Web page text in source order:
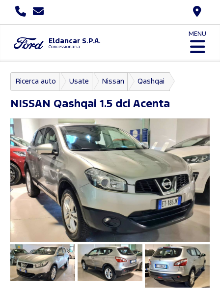
Eldancar S.P.A.
Concessionaria
MENU
Ricerca auto Usate Nissan Qashqai
NISSAN Qashqai 1.5 dci Acenta